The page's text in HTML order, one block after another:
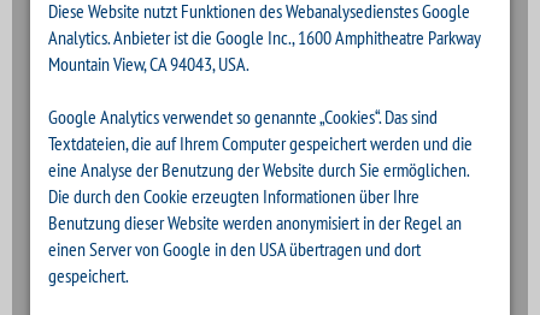
Diese Website nutzt Funktionen des Webanalysedienstes Google
Analytics. Anbieter ist die Google Inc., 1600 Amphitheatre Parkway
Mountain View, CA 94043, USA.
Google Analytics verwendet so genannte „Cookies“. Das sind
Textdateien, die auf Ihrem Computer gespeichert werden und die
eine Analyse der Benutzung der Website durch Sie ermöglichen.
Die durch den Cookie erzeugten Informationen über Ihre
Benutzung dieser Website werden anonymisiert in der Regel an
einen Server von Google in den USA übertragen und dort
gespeichert.